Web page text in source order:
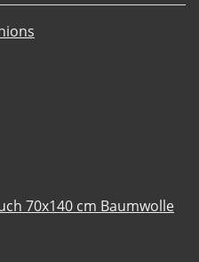
70x140 cm Baumwolle